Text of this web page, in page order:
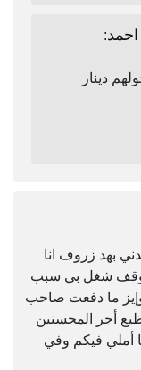
:
دينار
بهد زروف انا
وقف شغل بي سبب
ما دفعت صاحب
أجر المحسنين
أملي فيكم وفي